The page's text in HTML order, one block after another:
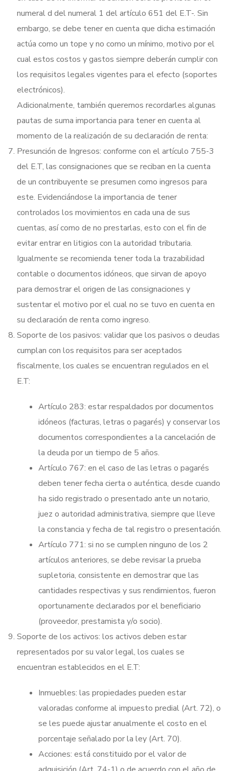
numeral d del numeral 1 del artículo 651 del E.T-. Sin
embargo, se debe tener en cuenta que dicha estimación
actúa como un tope y no como un mínimo, motivo por el
cual estos costos y gastos siempre deberán cumplir con
los requisitos legales vigentes para el efecto (soportes
electrónicos).
Adicionalmente, también queremos recordarles algunas
pautas de suma importancia para tener en cuenta al
momento de la realización de su declaración de renta:
Presunción de Ingresos: conforme con el artículo 755-3
del E.T, las consignaciones que se reciban en la cuenta
de un contribuyente se presumen como ingresos para
este. Evidenciándose la importancia de tener
controlados los movimientos en cada una de sus
cuentas, así como de no prestarlas, esto con el fin de
evitar entrar en litigios con la autoridad tributaria.
Igualmente se recomienda tener toda la trazabilidad
contable o documentos idóneos, que sirvan de apoyo
para demostrar el origen de las consignaciones y
sustentar el motivo por el cual no se tuvo en cuenta en
su declaración de renta como ingreso.
Soporte de los pasivos: validar que los pasivos o deudas
cumplan con los requisitos para ser aceptados
fiscalmente, los cuales se encuentran regulados en el
E.T:
Artículo 283: estar respaldados por documentos
idóneos (facturas, letras o pagarés) y conservar los
documentos correspondientes a la cancelación de
la deuda por un tiempo de 5 años.
Artículo 767: en el caso de las letras o pagarés
deben tener fecha cierta o auténtica, desde cuando
ha sido registrado o presentado ante un notario,
juez o autoridad administrativa, siempre que lleve
la constancia y fecha de tal registro o presentación.
Artículo 771: si no se cumplen ninguno de los 2
artículos anteriores, se debe revisar la prueba
supletoria, consistente en demostrar que las
cantidades respectivas y sus rendimientos, fueron
oportunamente declarados por el beneficiario
(proveedor, prestamista y/o socio).
Soporte de los activos: los activos deben estar
representados por su valor legal, los cuales se
encuentran establecidos en el E.T:
Inmuebles: las propiedades pueden estar
valoradas conforme al impuesto predial (Art. 72), o
se les puede ajustar anualmente el costo en el
porcentaje señalado por la ley (Art. 70).
Acciones: está constituido por el valor de